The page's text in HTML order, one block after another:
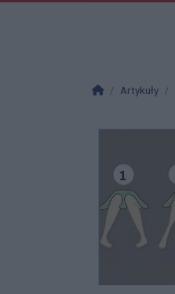
Strona główna
Artykuły